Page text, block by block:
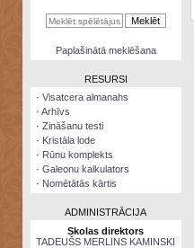
kalkulators
NomētātāsPaplašinātā meklēšana
RESURSI
· Visatcera almanahs
· Arhīvs
· Zināšanu testi
· Kristāla lode
· Rūnu komplekts
· Galeonu kalkulators
· Nomētātās kārtis
ADMINISTRĀCIJA
Skolas direktors
TADEUŠS MERLINS KAMINSKI